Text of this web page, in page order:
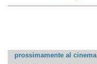
prossimamente al cinema